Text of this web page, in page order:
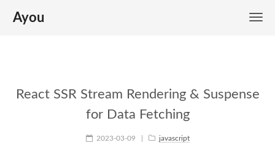
Ayou
React SSR Stream Rendering & Suspense
for Data Fetching
2023-03-09 javascript